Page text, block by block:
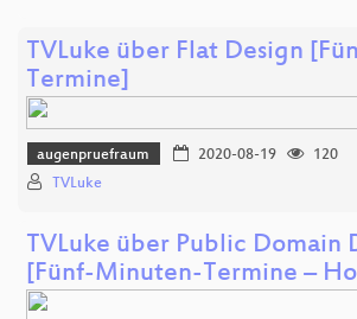
TVLuke über Flat Design
Termine]
augenpruefraum 2020-08-19
120
TVLuke
TVLuke über Public Domain
[Fünf-Minuten-Termine –